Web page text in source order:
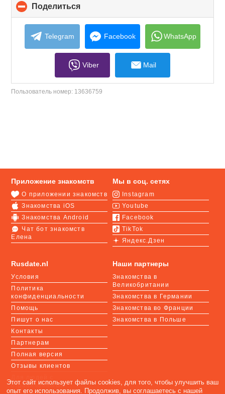
Поделиться
to
collapse
contents
Telegram Facebook WhatsApp
Viber Mail
Пользователь номер: 13636759
Rusdate.nl
Условия
Политика
конфиденциальности
Помощь
Пишут о нас
Контакты
Партнерам
Полная версия
Отзывы клиентов
ограниченными
Приложение знакомств
О приложении знакомств
Знакомства iOS
Знакомства Android
Чат бот знакомств
Елена
Мы в соц. сетях
Instagram
Youtube
Facebook
TikTok
Яндекс.Дзен
Наши партнеры
Знакомства в
Великобритании
Знакомства в Германии
Знакомства во Франции
Знакомства в Польше
Этот сайт использует файлы cookies, для того, чтобы улучшить ваш
опыт его использования. Продолжив, вы соглашаетесь с нашей